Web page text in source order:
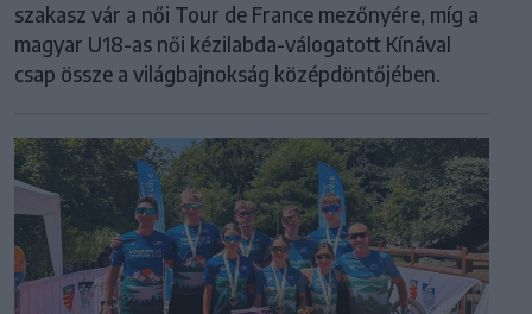
szakasz vár a női Tour de France mezőnyére, míg a
magyar U18-as női kézilabda-válogatott Kínával
csap össze a világbajnokság középdöntőjében.